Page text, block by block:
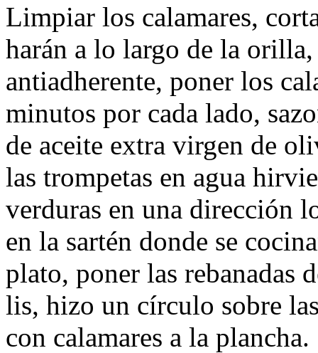
Limpiar los calamares,
harán a lo largo de la
antiadherente, poner los
minutos por cada lado,
de aceite extra virgen de
las trompetas en agua
verduras en una dirección
en la sartén donde se
plato, poner las rebanadas
lis, hizo un círculo sobre
con calamares a la plancha.